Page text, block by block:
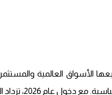
الأسواق العالمية
سواء، لما يمثّله من ملاذ